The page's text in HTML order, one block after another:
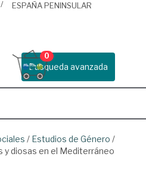
ESPAÑA PENINSULAR
Busqueda avanzada
0
/ Estudios de Género /
y diosas en el Mediterráneo